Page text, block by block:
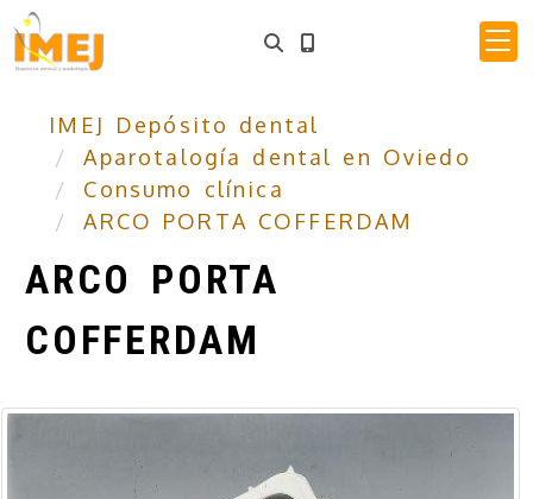
IMEJ Depósito dental
Aparotalogía dental en Oviedo
Consumo clínica
ARCO PORTA COFFERDAM
ARCO PORTA
COFFERDAM